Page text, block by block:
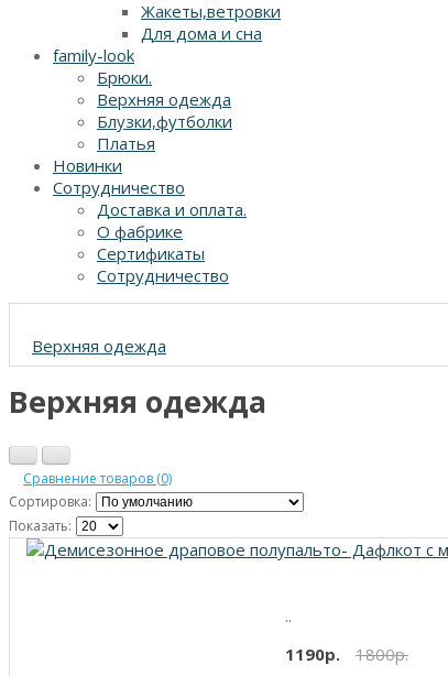
Жакеты,ветровки
Для дома и сна
family-look
Брюки.
Верхняя одежда
Блузки,футболки
Платья
Новинки
Сотрудничество
Доставка и оплата.
О фабрике
Сертификаты
Сотрудничество
Верхняя одежда
Верхняя одежда
Сравнение товаров (0)
Сортировка:
Показать:
..
1190р.
1800р.